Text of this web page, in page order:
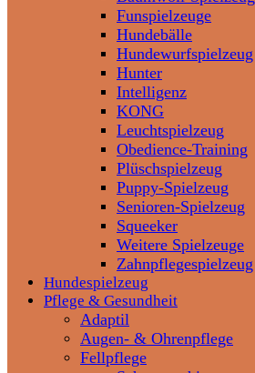
Funspielzeuge
Hundebälle
Hundewurfspielzeug
Hunter
Intelligenz
KONG
Leuchtspielzeug
Obedience-Training
Plüschspielzeug
Puppy-Spielzeug
Senioren-Spielzeug
Squeeker
Weitere Spielzeuge
Zahnpflegespielzeug
Hundespielzeug
Pflege & Gesundheit
Adaptil
Augen- & Ohrenpflege
Fellpflege